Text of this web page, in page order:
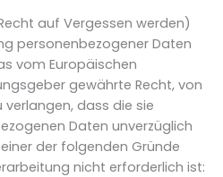
auf Vergessen werden)
personenbezogener Daten
vom Europäischen
gewährte Recht, von
dass die sie
Daten unverzüglich
der folgenden Gründe
nicht erforderlich ist: